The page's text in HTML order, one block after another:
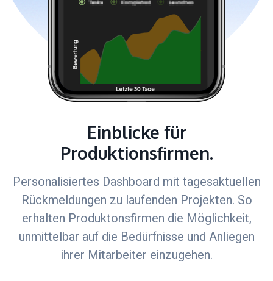
Einblicke für
Produktionsfirmen.
Personalisiertes Dashboard mit tagesaktuellen
Rückmeldungen zu laufenden Projekten. So
erhalten Produktonsfirmen die Möglichkeit,
unmittelbar auf die Bedürfnisse und Anliegen
ihrer Mitarbeiter einzugehen.